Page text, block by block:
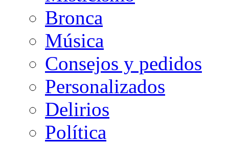
Bronca
Música
Consejos y pedidos
Personalizados
Delirios
Política